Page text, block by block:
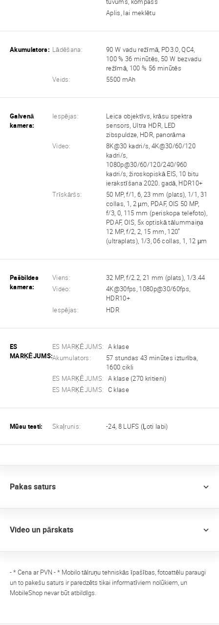
tuvums, kompass
Aplis, lai meklētu
Akumulators: Lādēšana:
90 W vadu režīmā, PD3.0, QC4,
100 % 36 minūtēs, 50 W bezvadu
režīmā, 100 % 56 minūtēs
Veids:
5500 mAh
Galvenā
kamera:
Iespējas:
Leica objektīvs, krāsu spektra
sensors, Ultra HDR, LED
zibspuldze, HDR, panorāma
Video:
8K@30 kadri/s, 4K@30/60/120
kadri/s,
1080p@30/60/120/240/960
kadri/s, žiroskopiskā EIS, 10 bitu
ierakstīšana 2020. gadā, HDR10+
Trīskāršs:
50 MP, f/1, 6, 23 mm (plats), 1/1, 31
collas, 1, 2 µm, PDAF, OIS 50 MP,
f/3, 0, 115 mm (periskopa telefoto),
PDAF, OIS, 5x optiskā tālummaiņa
12 MP, f/2, 2, 15 mm, 120˚
(ultraplats), 1/3, 06 collas, 1, 12 µm
Pašbildes
kamera:
Viens:
32 MP, f/2.2, 21 mm (plats), 1/3.44
Video:
4K@30fps, 1080p@30/60fps,
HDR10+
Iespējas:
HDR
ES
MARĶĒJUMS:
ES MARĶĒJUMS:
A klase
Akumulators:
57 stundas 43 minūtes izturība,
1600 cikli
ES MARĶĒJUMS:
A klase (270 kritieni)
ES MARĶĒJUMS:
C klase
Mūsu testi: Skaļrunis: -24, 8 LUFS (Ļoti labi)
Pakas saturs
Video un pārskats
- * Cena ar PVN - * Mobilo tālruņu tehniskās īpašības, fotoattēlu paraugi
un to pakešu saturs ir paredzēts tikai informatīviem nolūkiem, un
MobileShop nevar būt atbildīgs.